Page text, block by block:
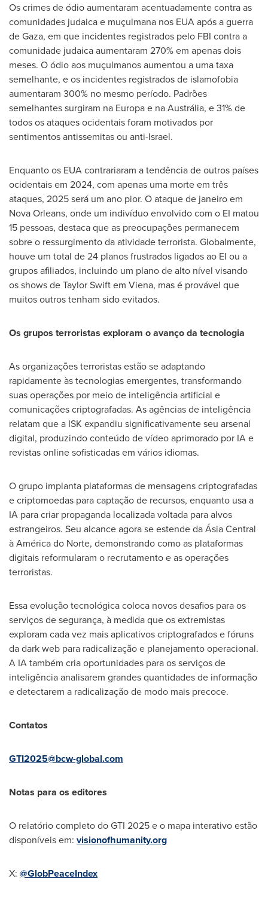
Os crimes de ódio aumentaram acentuadamente contra as
comunidades judaica e muçulmana nos EUA após a guerra
deGaza, em que incidentes registrados pelo FBI contra a
comunidade judaica aumentaram 270% em apenas dois
meses. O ódio aos muçulmanos aumentou a uma taxa
semelhante, e os incidentes registrados de islamofobia
aumentaram 300% no mesmo período. Padrões
semelhantes surgiram na Europa e na Austrália, e 31% de
todos os ataques ocidentais foram motivados por
sentimentos antissemitas ou anti-Israel.
Enquanto os EUA contrariaram a tendência de outros países
ocidentais em 2024, com apenas uma morte em três
ataques, 2025 será um ano pior. O ataque de janeiro em
Nova Orleans, onde um indivíduo envolvido com o EI matou
15 pessoas, destaca que as preocupações permanecem
sobre o ressurgimento da atividade terrorista. Globalmente,
houve um total de 24 planos frustrados ligados ao EI ou a
grupos afiliados, incluindo um plano de alto nível visando
os shows deTaylor Swiftem Viena, mas é provável que
muitos outros tenham sido evitados.
Os grupos terroristas exploram o avanço da tecnologia
As organizações terroristas estão se adaptando
rapidamente às tecnologias emergentes, transformando
suas operações por meio de inteligência artificial e
comunicações criptografadas. As agências de inteligência
relatam que a ISK expandiu significativamente seu arsenal
digital, produzindo conteúdo de vídeo aprimorado por IA e
revistas online sofisticadas em vários idiomas.
O grupo implanta plataformas de mensagens criptografadas
e criptomoedas para captação de recursos, enquanto usa a
IA para criar propaganda localizada voltada para alvos
estrangeiros. Seu alcance agora se estende da Ásia Central
à América do Norte, demonstrando como as plataformas
digitais reformularam o recrutamento e as operações
terroristas.
Essa evolução tecnológica coloca novos desafios para os
serviços de segurança, à medida que os extremistas
exploram cada vez mais aplicativos criptografados e fóruns
da dark web para radicalização e planejamento operacional.
A IA também cria oportunidades para os serviços de
inteligência analisarem grandes quantidades de informação
e detectarem a radicalização de modo mais precoce.
Contatos
GTI2025@bcw-global.com
Notas para os editores
O relatório completo do GTI 2025 e o mapa interativo estão
disponíveis em: visionofhumanity.org
X: @GlobPeaceIndex